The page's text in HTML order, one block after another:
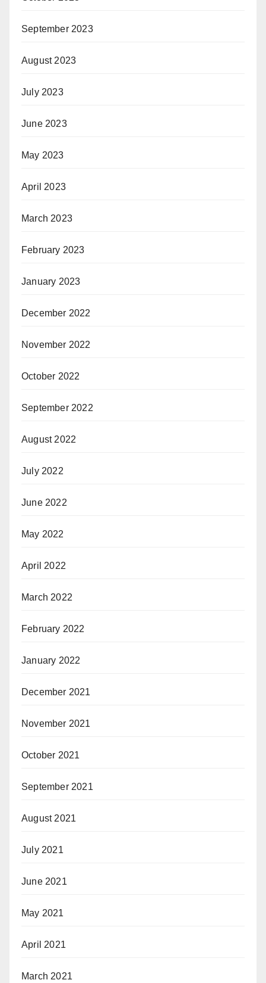
September 2023
August 2023
July 2023
June 2023
May 2023
April 2023
March 2023
February 2023
January 2023
December 2022
November 2022
October 2022
September 2022
August 2022
July 2022
June 2022
May 2022
April 2022
March 2022
February 2022
January 2022
December 2021
November 2021
October 2021
September 2021
August 2021
July 2021
June 2021
May 2021
April 2021
March 2021